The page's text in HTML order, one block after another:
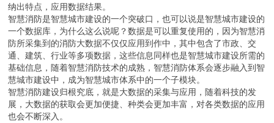
纳出特点，应用数据结果。
智慧消防是智慧城市建设的一个突破口，也可以说是智慧城市建设的
一个数据库，为什么这么说呢？数据是可以重复使用的，因为智慧消
防所采集到的消防大数据不仅仅应用到作中，其中包含了市政、交
通、建筑、行业等多项数据，这些信息同样也是智慧城市建设所需的
基础信息，随着智慧消防技术的成熟，智慧消防体系会逐步融入到智
慧城市建设中，成为智慧城市体系中的一个子模块。
智慧消防建设归根究底，就是大数据的采集与应用，随着科技的发
展，大数据的获取会更加便捷、种类会更加丰富，对各类数据的应用
也会不断深入。